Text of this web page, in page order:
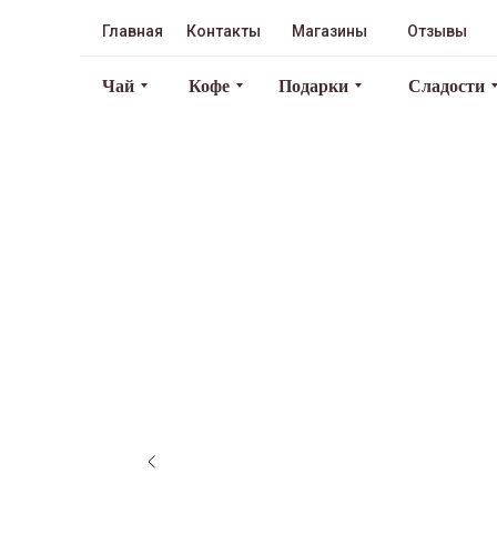
Отзывы
Магазины
Контакты
Чай Кофе Подарки Сладости
Главная